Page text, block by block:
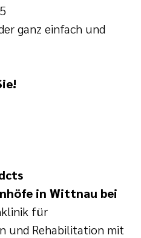
ganz einfach und
in Wittnau bei
für
und Rehabilitation mit